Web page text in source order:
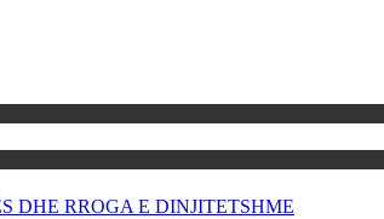
DHE RROGA E DINJITETSHME